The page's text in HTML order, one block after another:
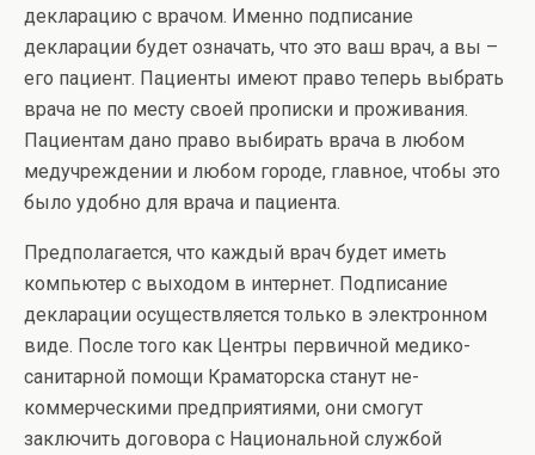
декларацию с врачом. Именно подписание
декларации будет означать, что это ваш врач, а вы –
его пациент. Пациенты имеют право теперь выбрать
врача не по месту своей прописки и проживания.
Пациентам дано право выбирать врача в любом
медучреждении и любом городе, главное, чтобы это
было удобно для врача и пациента.
Предполагается, что каждый врач будет иметь
компьютер с выходом в интернет. Подписание
декларации осуществляется только в электронном
виде. После того как Центры первичной медико-
санитарной помощи Краматорска станут не-
коммерческими предприятиями, они смогут
заключить договора с Национальной службой